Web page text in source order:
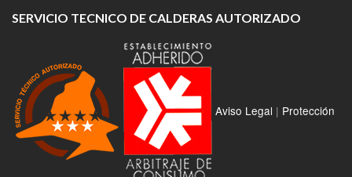
SERVICIO TECNICO DE CALDERAS AUTORIZADO
Aviso Legal | Protección